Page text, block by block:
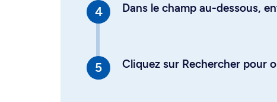
Dans le champ au-dessous,
Cliquez sur Rechercher pour